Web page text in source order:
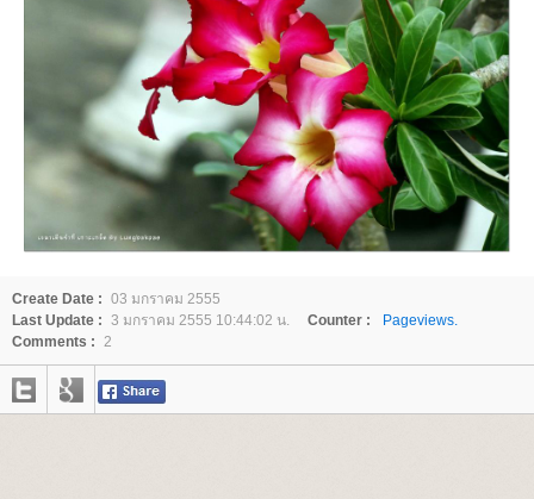
Create Date : 03 มกราคม 2555
Last Update : 3 มกราคม 2555 10:44:02 น. Counter :
Pageviews.
Comments : 2